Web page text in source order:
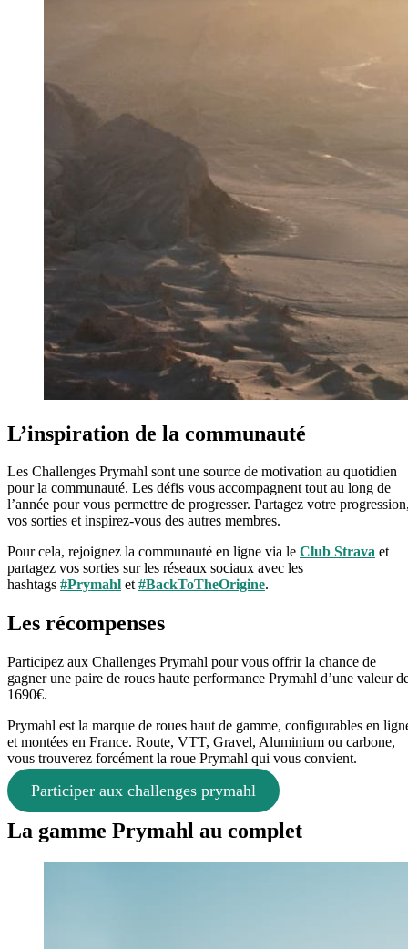
L’inspiration de la communauté
Les Challenges Prymahl sont une source de motivation au quotidien
pour la communauté. Les défis vous accompagnent tout au long de
l’année pour vous permettre de progresser. Partagez votre
vos sorties et inspirez-vous des autres membres.
Pour cela, rejoignez la communauté en ligne via le Club Strava et
partagez vos sorties sur les réseaux sociaux avec les
hashtags #Prymahl et#BackToTheOrigine.
Les récompenses
Participez aux Challenges Prymahl pour vous offrir la chance de
gagner une paire de roues haute performance Prymahl d’une valeur
1690€.
Prymahl est la marque de roues haut de gamme, configurables en
et montées en France. Route, VTT, Gravel, Aluminium ou carbone,
vous trouverez forcément la roue Prymahl qui vous convient.
Participer aux challenges prymahl
La gamme Prymahl au complet